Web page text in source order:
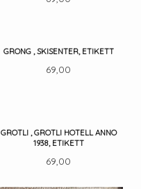
GRONG , SKISENTER, ETIKETT
Pris
69,00
GROTLI , GROTLI HOTELL ANNO
1938, ETIKETT
Pris
69,00